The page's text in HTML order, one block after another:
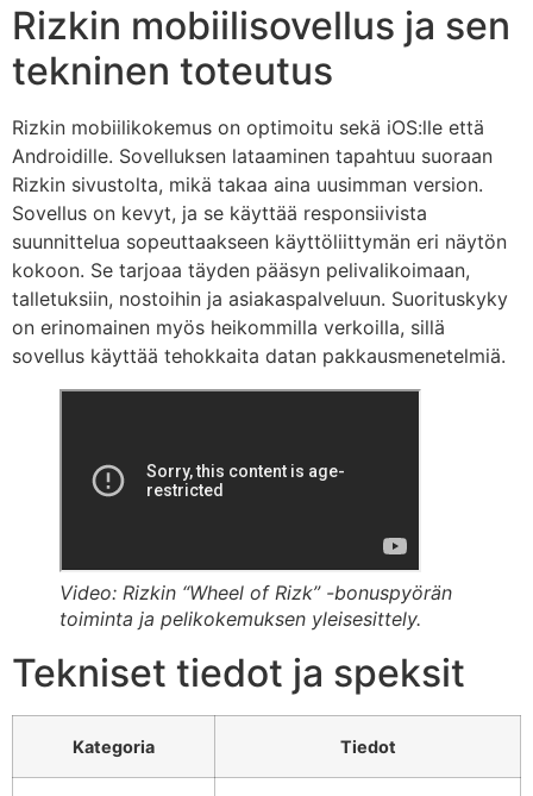
Rizkin mobiilisovellus ja sen
tekninen toteutus
Rizkin mobiilikokemus on optimoitu sekä iOS:lle että
Androidille. Sovelluksen lataaminen tapahtuu suoraan
Rizkin sivustolta, mikä takaa aina uusimman version.
Sovellus on kevyt, ja se käyttää responsiivista
suunnittelua sopeuttaakseen käyttöliittymän eri näytön
kokoon. Se tarjoaa täyden pääsyn pelivalikoimaan,
talletuksiin, nostoihin ja asiakaspalveluun. Suorituskyky
on erinomainen myös heikommilla verkoilla, sillä
sovellus käyttää tehokkaita datan pakkausmenetelmiä.
Video: Rizkin “Wheel of Rizk” -bonuspyörän
toiminta ja pelikokemuksen yleisesittely.
Tekniset tiedot ja speksit
Kategoria Tiedot